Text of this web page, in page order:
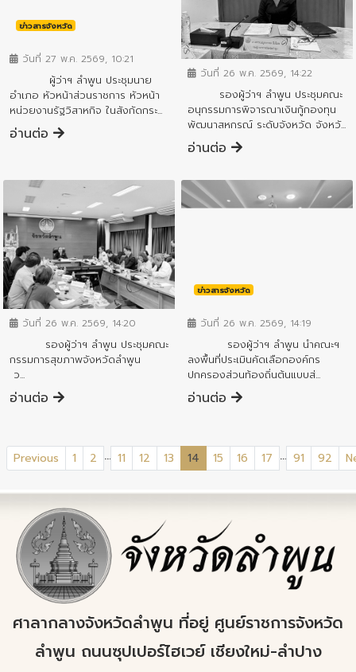
ข่าวสารจังหวัด
วันที่ 27 พ.ค. 2569, 10:21
ผู้ว่าฯ ลำพูน ประชุมนาย
อำเภอ หัวหน้าส่วนราชการ หัวหน้า
หน่วยงานรัฐวิสาหกิจ ในสังกัดกระ...
อ่านต่อ
ข่าวสารจังหวัด
วันที่ 26 พ.ค. 2569, 14:22
รองผู้ว่าฯ ลำพูน ประชุมคณะ
อนุกรรมการพิจารณาเงินกู้กองทุน
พัฒนาสหกรณ์ ระดับจังหวัด จังหวั...
อ่านต่อ
ข่าวสารจังหวัด
วันที่ 26 พ.ค. 2569, 14:20
รองผู้ว่าฯ ลำพูน ประชุมคณะ
กรรมการสุขภาพจังหวัดลำพูน
ว...
อ่านต่อ
ข่าวสารจังหวัด
วันที่ 26 พ.ค. 2569, 14:19
รองผู้ว่าฯ ลำพูน นำคณะฯ
ลงพื้นที่ประเมินคัดเลือกองค์กร
ปกครองส่วนท้องถิ่นต้นแบบส่...
อ่านต่อ
Previous 1 2 ... 11 12 13 14 (current)
15 16 17 ... 91 92
ศาลากลางจังหวัดลำพูน ที่อยู่ ศูนย์ราชการจังหวัด
ลำพูน ถนนซุปเปอร์ไฮเวย์ เชียงใหม่-ลำปาง